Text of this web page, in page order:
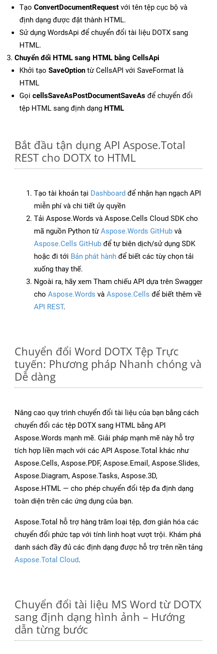
Tạo ConvertDocumentRequest với tên tệp cục bộ và
định dạng được đặt thành HTML.
Sử dụng WordsApi để chuyển đổi tài liệu DOTX sang
HTML.
Chuyển đổi HTML sang HTML bằng CellsApi
Khởi tạo SaveOption từ CellsAPI với SaveFormat là
HTML
Gọi cellsSaveAsPostDocumentSaveAs để chuyển đổi
tệp HTML sang định dạng HTML
Bắt đầu tận dụng API Aspose.Total
REST cho DOTX to HTML
Tạo tài khoản tại Dashboard để nhận hạn ngạch API
miễn phí và chi tiết ủy quyền
Tải Aspose.Words và Aspose.Cells Cloud SDK cho
mã nguồn Python từAspose.Words GitHub và
Aspose.Cells GitHub để tự biên dịch/sử dụng SDK
hoặc đi tới Bản phát hành để biết các tùy chọn tải
xuống thay thế.
Ngoài ra, hãy xem Tham chiếu API dựa trên Swagger
cho Aspose.Words và Aspose.Cells để biết thêm về
API REST.
Chuyển đổi Word DOTX Tệp Trực
tuyến: Phương pháp Nhanh chóng và
Dễ dàng
Nâng cao quy trình chuyển đổi tài liệu của bạn bằng cách
chuyển đổi các tệp DOTX sang HTML bằng API
Aspose.Words mạnh mẽ. Giải pháp mạnh mẽ này hỗ trợ
tích hợp liền mạch với các API Aspose.Total khác như
Aspose.Cells, Aspose.PDF, Aspose.Email, Aspose.Slides,
Aspose.Diagram, Aspose.Tasks, Aspose.3D,
Aspose.HTML — cho phép chuyển đổi tệp đa định dạng
toàn diện trên các ứng dụng của bạn.
Aspose.Total hỗ trợ hàng trăm loại tệp, đơn giản hóa các
chuyển đổi phức tạp với tính linh hoạt vượt trội. Khám phá
danh sách đầy đủ các định dạng được hỗ trợ trên nền tảng
Aspose.Total Cloud.
Chuyển đổi tài liệu MS Word từ DOTX
sang định dạng hình ảnh – Hướng
dẫn từng bước